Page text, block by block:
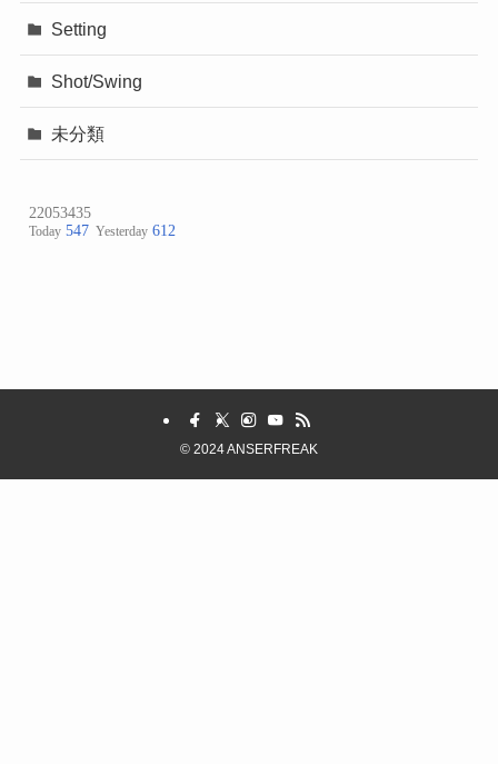
Setting
Shot/Swing
未分類
© 2024 ANSERFREAK